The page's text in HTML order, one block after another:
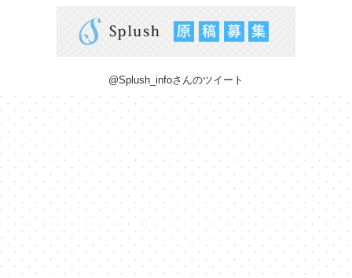
@Splush_infoさんのツイート